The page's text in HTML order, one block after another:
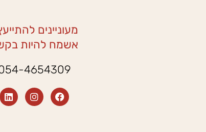
מעוניינים
אשמח להיות
4654309
F
a
I
n
L
i